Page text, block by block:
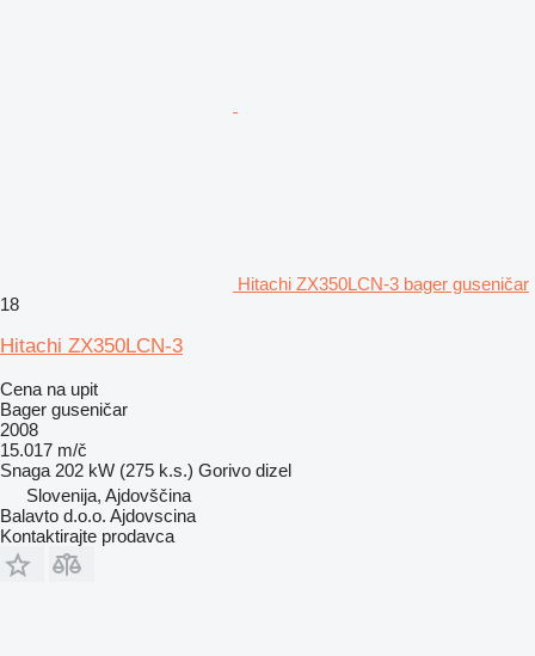
Hitachi ZX350LCN-3 bager guseničar
18
Hitachi ZX350LCN-3
Cena na upit
Bager guseničar
2008
15.017 m/č
Snaga 202 kW (275 k.s.) Gorivo dizel
Slovenija, Ajdovščina
Balavto d.o.o. Ajdovscina
Kontaktirajte prodavca